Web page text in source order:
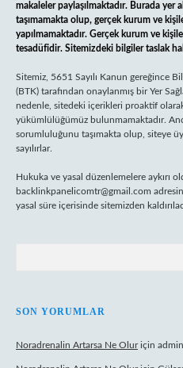
makaleler paylaşılmaktadır. Burada yer
taşımamakta olup, gerçek kurum ve
yapılmamaktadır. Gerçek kurum ve
tesadüfidir. Sitemizdeki bilgiler taslak
Sitemiz, 5651 Sayılı Kanun gereğince
(BTK) tarafından onaylanmış bir Yer
nedenle, sitedeki içerikleri proaktif
yükümlülüğümüz bulunmamaktadır.
sorumluluğunu taşımakta olup, siteye
sayılırlar.
Hukuka ve yasal düzenlemelere aykırı
backlinkpanelicomtr@gmail.com
yasal süre içerisinde sitemizden
SON YORUMLAR
Noradrenalin Artarsa Ne Oluriçin admin